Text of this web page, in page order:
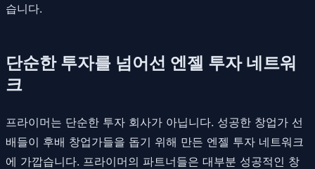
습니다.
단순한 투자를 넘어선 엔젤 투자 네트워
크
프라이머는 단순한 투자 회사가 아닙니다. 성공한 창업가 선
배들이 후배 창업가들을 돕기 위해 만든 엔젤 투자 네트워크
에 가깝습니다. 프라이머의 파트너들은 대부분 성공적인 창